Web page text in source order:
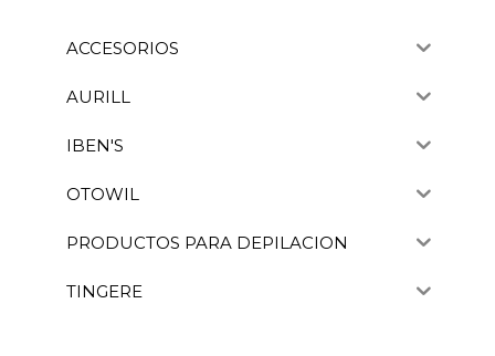
ACCESORIOS
AURILL
IBEN'S
OTOWIL
PRODUCTOS PARA DEPILACION
TINGERE